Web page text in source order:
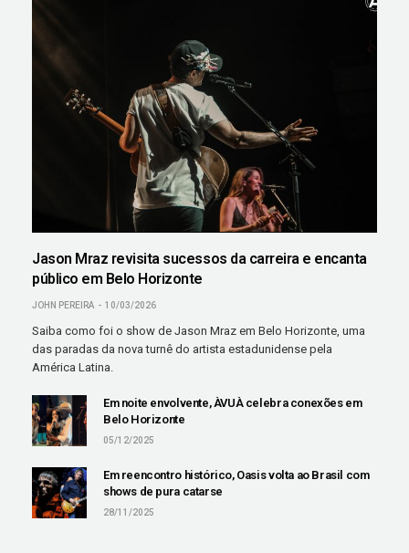
Jason Mraz revisita sucessos da carreira e encanta
público em Belo Horizonte
JOHN PEREIRA 10/03/2026
Saiba como foi o show de Jason Mraz em Belo Horizonte, uma
das paradas da nova turnê do artista estadunidense pela
América Latina.
Em noite envolvente, ÀVUÀ celebra conexões em
Belo Horizonte
05/12/2025
Em reencontro histórico, Oasis volta ao Brasil com
shows de pura catarse
28/11/2025